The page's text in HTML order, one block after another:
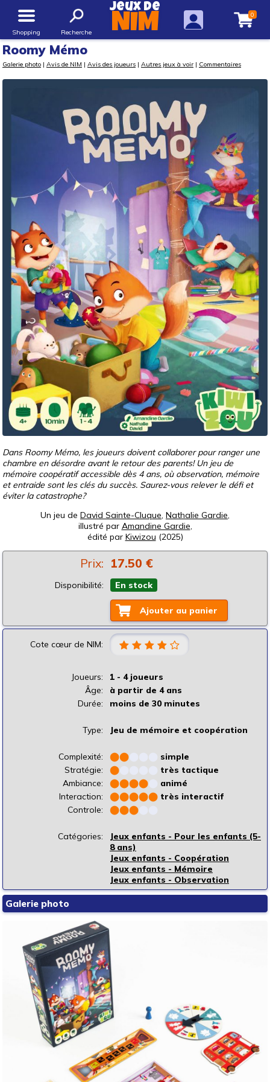
Shopping Recherche
Jeux de
NIM 0
Roomy Mémo
Galerie photo | Avis de NIM | Avis des joueurs | Autres jeux à voir | Commentaires
Dans Roomy Mémo, les joueurs doivent collaborer pour ranger une
chambre en désordre avant le retour des parents! Un jeu de
mémoire coopératif accessible dès 4 ans, où observation, mémoire
et entraide sont les clés du succès. Saurez-vous relever le défi et
éviter la catastrophe?
Un jeu de David Sainte-Cluque Nathalie Gardie
illustré par Amandine Gardie
édité par Kiwizou (2025)
Prix: 17.50 €
Disponibilité: En stock
Ajouter au panier
Cote cœur de NIM:
Joueurs:
1 - 4 joueurs
Âge:
à partir de 4 ans
Durée:
moins de 30 minutes
Type: Jeu de mémoire et coopération
Complexité: ⬤⬤
simple
Stratégie:
⬤
très tactique
Ambiance:
⬤⬤⬤⬤
animé
Interaction:
⬤⬤⬤⬤⬤ très interactif
Controle:
⬤⬤⬤
Catégories:
Jeux enfants - Pour les enfants (5-
8 ans)
Jeux enfants - Coopération
Jeux enfants - Mémoire
Jeux enfants - Observation
Galerie photo